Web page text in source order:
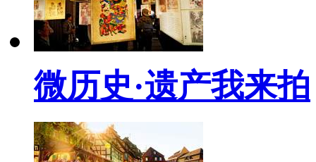
微历史·遗产我来拍